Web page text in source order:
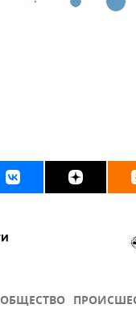
ОБЩЕСТВО